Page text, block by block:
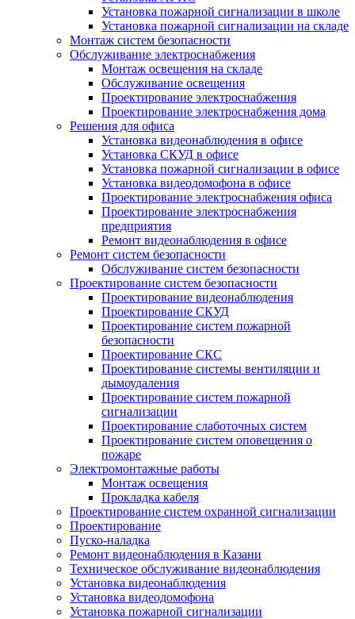
Установка пожарной сигнализации в школе
Установка пожарной сигнализации на складе
Монтаж систем безопасности
Обслуживание электроснабжения
Монтаж освещения на складе
Обслуживание освещения
Проектирование электроснабжения
Проектирование электроснабжения дома
Решения для офиса
Установка видеонаблюдения в офисе
Установка СКУД в офисе
Установка пожарной сигнализации в офисе
Установка видеодомофона в офисе
Проектирование электроснабжения офиса
Проектирование электроснабжения
предприятия
Ремонт видеонаблюдения в офисе
Ремонт систем безопасности
Обслуживание систем безопасности
Проектирование систем безопасности
Проектирование видеонаблюдения
Проектирование СКУД
Проектирование систем пожарной
безопасности
Проектирование СКС
Проектирование системы вентиляции и
дымоудаления
Проектирование систем пожарной
сигнализации
Проектирование слаботочных систем
Проектирование систем оповещения о
пожаре
Электромонтажные работы
Монтаж освещения
Прокладка кабеля
Проектирование систем охранной сигнализации
Проектирование
Пуско-наладка
Ремонт видеонаблюдения в Казани
Техническое обслуживание видеонаблюдения
Установка видеонаблюдения
Установка видеодомофона
Установка пожарной сигнализации